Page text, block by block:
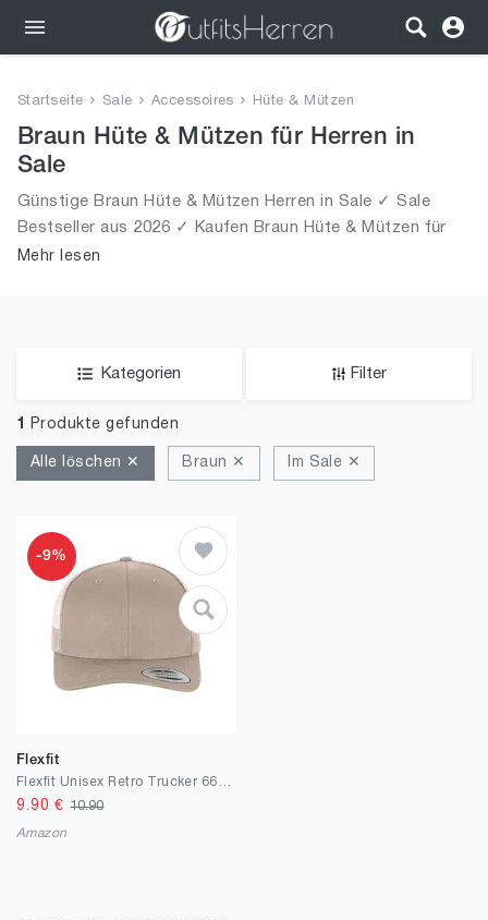
Bekleidung
Schuhe
Startseite Sale Accessoires Hüte & Mützen
Braun Hüte & Mützen für Herren in
Sale
Günstige Braun Hüte & Mützen Herren in Sale ✓ Sale
Bestseller aus 2026 ✓ Kaufen Braun Hüte & Mützen für
Männer in Sale!
Mehr lesen
Kategorien Filter
1 Produkte gefunden
Alle löschen ✕ Braun ✕ Im Sale ✕
-9%
Flexfit
9.90 €10.90
Amazon